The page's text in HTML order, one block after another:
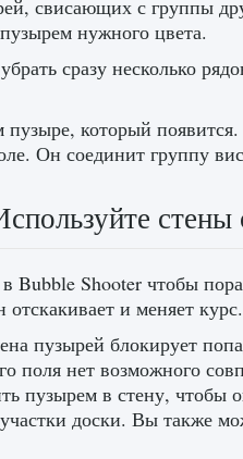
свисающих с группы
нужного цвета.
сразу несколько
который
Он соединит группу
стены
Bubble Shooter чтобы
и меняет курс.
пузырей блокирует
поля нет возможного
пузырем в стену,
доски. Вы также